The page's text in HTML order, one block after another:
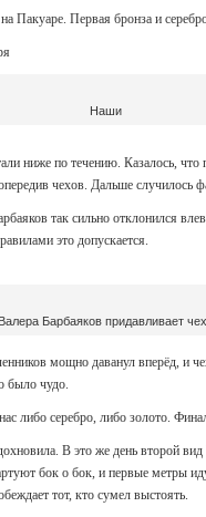
Пакуаре. Первая бронза и
Наши
ниже по течению. Казалось,
чехов. Дальше случилось
так сильно отклонился
это допускается.
Валера Барбаяков придавливает
мощно даванул вперёд, и
было чудо.
либо серебро, либо золото.
В это же день второй
бок о бок, и первые метры
тот, кто сумел выстоять.